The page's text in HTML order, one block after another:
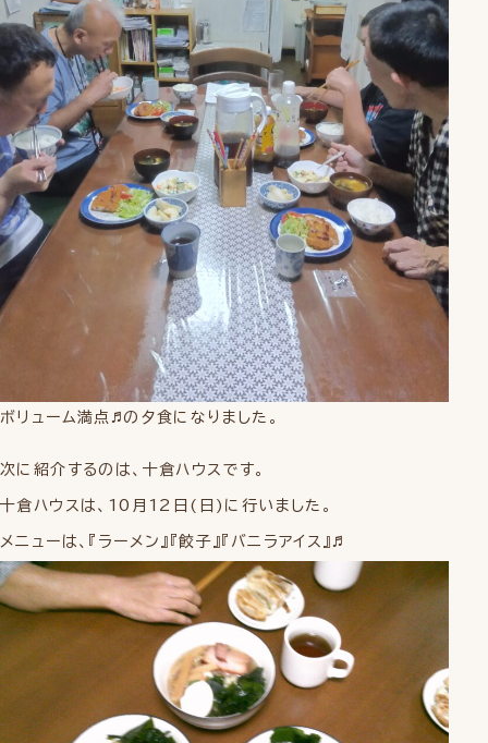
ボリューム満点♬の夕食になりました。
次に紹介するのは、十倉ハウスです。
十倉ハウスは、10月12日(日)に行いました。
メニューは、『ラーメン』『餃子』『バニラアイス』♬